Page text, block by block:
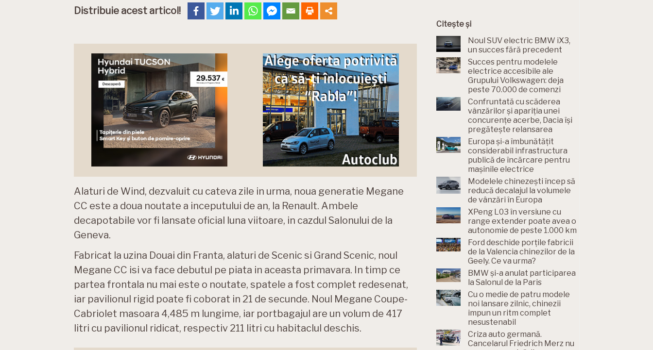
Distribuie acest articol!
Alaturi de Wind, dezvaluit cu cateva zile in urma, noua generatie Megane
CC este a doua noutate a inceputului de an, la Renault. Ambele
decapotabile vor fi lansate oficial luna viitoare, in cazdul Salonului de la
Geneva.
Fabricat la uzina Douai din Franta, alaturi de Scenic si Grand Scenic, noul
Megane CC isi va face debutul pe piata in aceasta primavara. In timp ce
partea frontala nu mai este o noutate, spatele a fost complet redesenat,
iar pavilionul rigid poate fi coborat in 21 de secunde. Noul Megane Coupe-
Cabriolet masoara 4,485 m lungime, iar portbagajul are un volum de 417
litri cu pavilionul ridicat, respectiv 211 litri cu habitaclul deschis.
Citește și
Noul SUV electric BMW iX3,
un succes fără precedent
Succes pentru modelele
electrice accesibile ale
Grupului Volkswagen: deja
peste 70.000 de comenzi
Confruntată cu scăderea
vânzărilor și apariția unei
concurențe acerbe, Dacia își
pregătește relansarea
Europa și-a îmbunătățit
considerabil infrastructura
publică de încărcare pentru
mașinile electrice
Modelele chinezești încep să
reducă decalajul la volumele
de vânzări în Europa
XPeng L03 în versiune cu
range extender poate avea o
autonomie de peste 1.000 km
Ford deschide porțile fabricii
de la Valencia chinezilor de la
Geely. Ce va urma?
BMW și-a anulat participarea
la Salonul de la Paris
Cu o medie de patru modele
noi lansare zilnic, chinezii
impun un ritm complet
nesustenabil
Criza auto germană.
Cancelarul Friedrich Merz nu